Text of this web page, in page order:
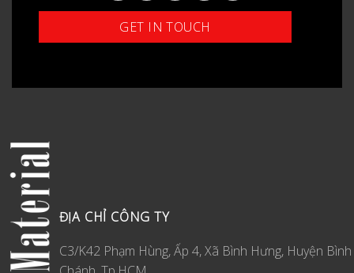
ĐỊA CHỈ CÔNG TY
C3/K42 Phạm Hùng, Ấp 4, Xã Bình Hưng, Huyện Bình